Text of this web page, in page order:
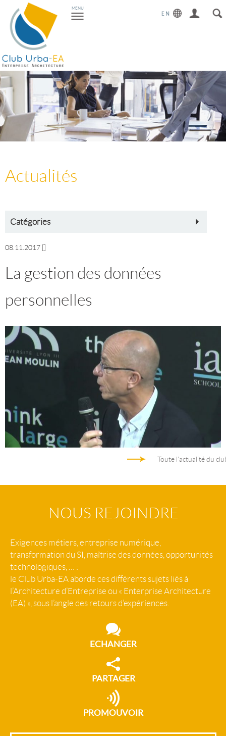
Toggle
navigation
MENU
Actualités
Catégories
08.11.2017
La gestion des données
personnelles
Toute l'actualité du
NOUS REJOINDRE
Exigences métiers, entreprise numérique,
transformation du SI, maîtrise des données, opportunités
technologiques, … :
le Club Urba-EA aborde ces différents sujets liés à
l’Architecture d’Entreprise ou « Enterprise Architecture
(EA) », sous l’angle des retours d’expériences.
ECHANGER
PARTAGER
PROMOUVOIR